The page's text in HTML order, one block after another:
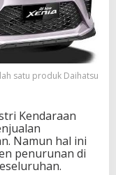
satu produk Daihatsu
Kendaraan
Namun hal ini
penurunan di